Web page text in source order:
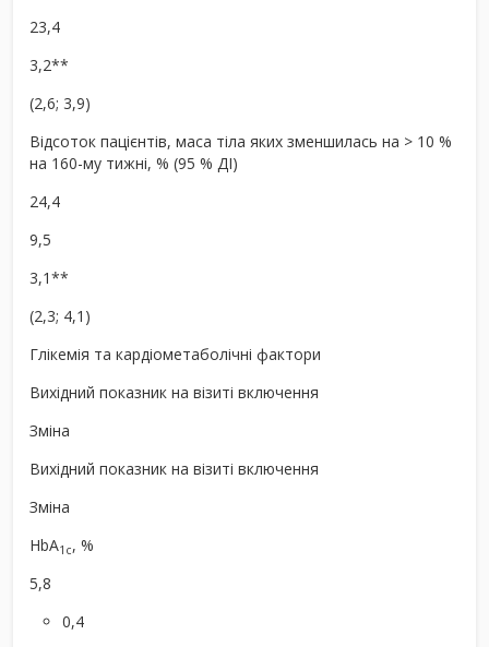
23,4
3,2**
(2,6; 3,9)
Відсоток пацієнтів, маса тіла яких зменшилась на > 10 %
на 160-му тижні, % (95 % ДІ)
24,4
9,5
3,1**
(2,3; 4,1)
Глікемія та кардіометаболічні фактори
Вихідний показник на візиті включення
Зміна
Вихідний показник на візиті включення
Зміна
HbA1c, %
5,8
0,4